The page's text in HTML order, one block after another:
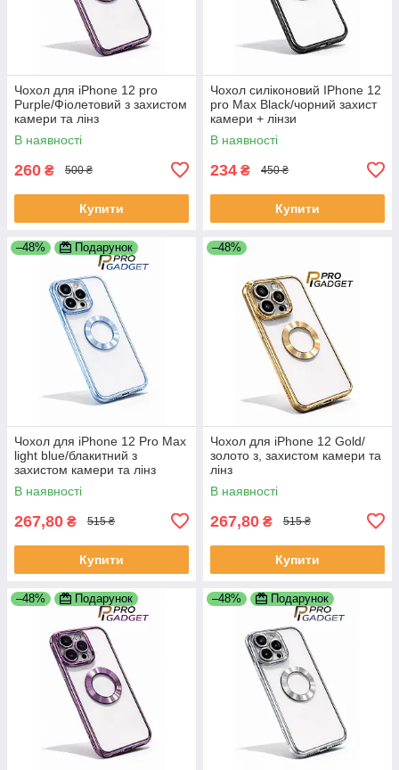
Чохол для iPhone 12 pro
Purple/Фіолетовий з захистом
камери та лінз
В наявності
260 ₴ 500 ₴
Купити
Чохол силіконовий IPhone 12
pro Max Black/чорний захист
камери + лінзи
В наявності
234 ₴ 450 ₴
Купити
–48% Подарунок
Чохол для iPhone 12 Pro Max
light blue/блакитний з
захистом камери та лінз
В наявності
267,80 ₴ 515 ₴
Купити
–48%
Чохол для iPhone 12 Gold/
золото з, захистом камери та
лінз
В наявності
267,80 ₴ 515 ₴
Купити
–48% Подарунок –48% Подарунок